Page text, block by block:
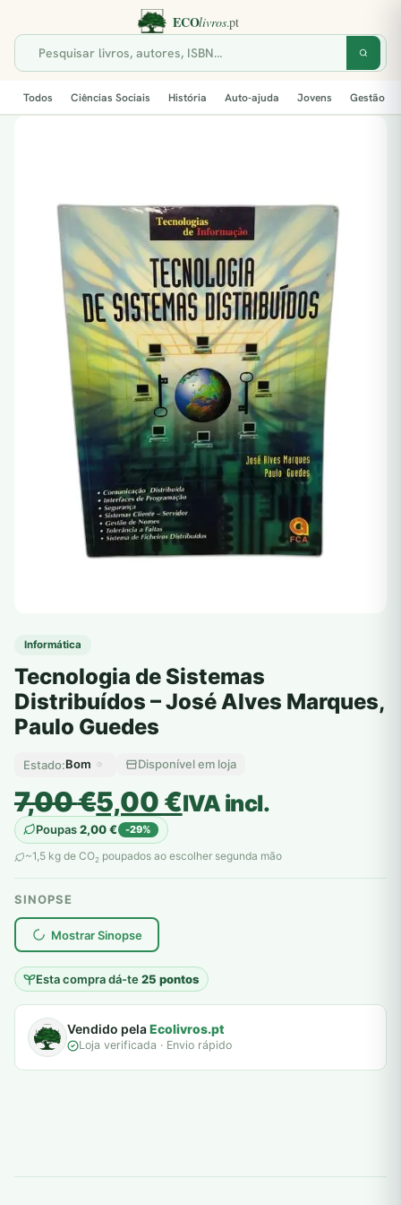
Todos Ciências Sociais História Auto-ajuda Jovens Gestão
Informática
Tecnologia de Sistemas
Distribuídos – José Alves Marques,
Paulo Guedes
Estado:Bom Disponível em loja
7,00€
O
preço
original
era:
7,00 €.
5,00€
O
preço
atual
é:
5,00 €.
IVA incl.
Poupas2,00€ -29%
~1,5 kg de CO2 poupados ao escolher segunda mão
SINOPSE
Mostrar Sinopse
Esta compra dá-te25 pontos
plantar árvores reais
Vendido pelaEcolivros.pt
Loja verificada · Envio rápido